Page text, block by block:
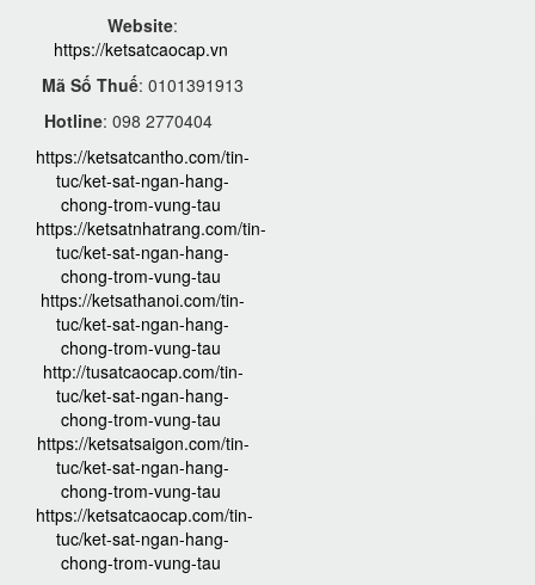
Website:
https://ketsatcaocap.vn
Mã Số Thuế: 0101391913
Hotline: 098 2770404
https://ketsatcantho.com/tin-
tuc/ket-sat-ngan-hang-
chong-trom-vung-tau
https://ketsatnhatrang.com/tin-
tuc/ket-sat-ngan-hang-
chong-trom-vung-tau
https://ketsathanoi.com/tin-
tuc/ket-sat-ngan-hang-
chong-trom-vung-tau
http://tusatcaocap.com/tin-
tuc/ket-sat-ngan-hang-
chong-trom-vung-tau
https://ketsatsaigon.com/tin-
tuc/ket-sat-ngan-hang-
chong-trom-vung-tau
https://ketsatcaocap.com/tin-
tuc/ket-sat-ngan-hang-
chong-trom-vung-tau